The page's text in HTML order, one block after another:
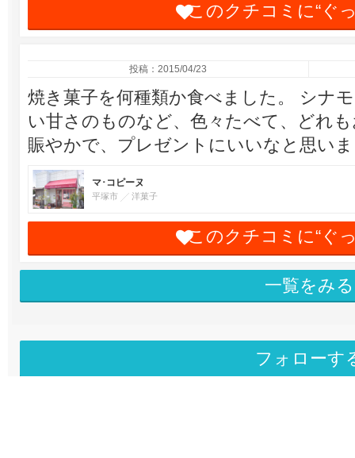
このクチコミに“ぐ
投稿：2015/04/23
焼き菓子を何種類か食べました。 シナ
い甘さのものなど、色々たべて、どれ
賑やかで、プレゼントにいいなと思い
マ･コピーヌ
平塚市 洋菓子
このクチコミに“ぐ
一覧をみる
フォローす